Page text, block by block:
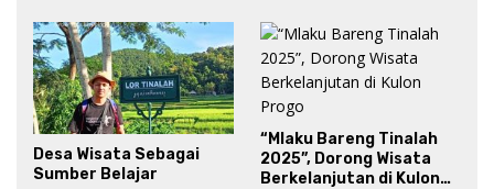
Desa Wisata Sebagai
Sumber Belajar
“Mlaku Bareng Tinalah
2025”, Dorong Wisata
Berkelanjutan di Kulon